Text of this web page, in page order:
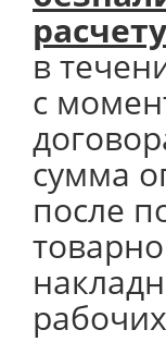
в
с
сумма
после